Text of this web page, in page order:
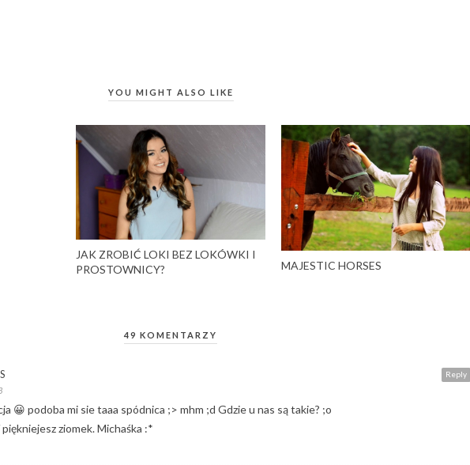
YOU MIGHT ALSO LIKE
JAK ZROBIĆ LOKI BEZ LOKÓWKI I
PROSTOWNICY?
MAJESTIC HORSES
49 KOMENTARZY
Reply
😀 podoba mi sie taaa spódnica ;> mhm ;d Gdzie u nas są takie? ;o
ziomek. Michaśka :*